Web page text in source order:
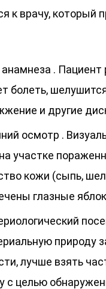
к врачу, который
.
болеть,
и другие
осмотр .
участке
кожи (сыпь,
глазные
природу
лучше взять
с целью